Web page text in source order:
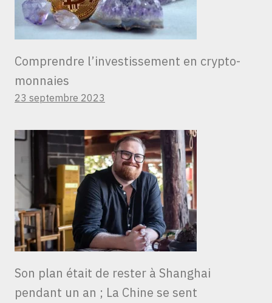
Comprendre l’investissement en crypto-
monnaies
23 septembre 2023
Son plan était de rester à Shanghai
pendant un an ; La Chine se sent